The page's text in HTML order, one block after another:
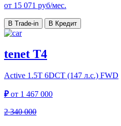
от 15 071 руб/мес.
В Trade-in В Кредит
tenet T4
Active 1.5T 6DCT (147 л.с.) FWD
₽от 1 467 000
2 340 000